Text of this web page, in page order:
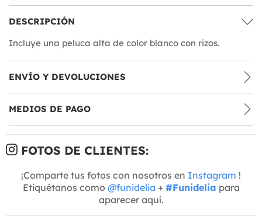
DESCRIPCIÓN
Incluye una peluca alta de color blanco con rizos.
ENVÍO Y DEVOLUCIONES
MEDIOS DE PAGO
FOTOS DE CLIENTES:
¡Comparte tus fotos con nosotros en Instagram !
Etiquétanos como @funidelia + #Funidelia para
aparecer aquí.